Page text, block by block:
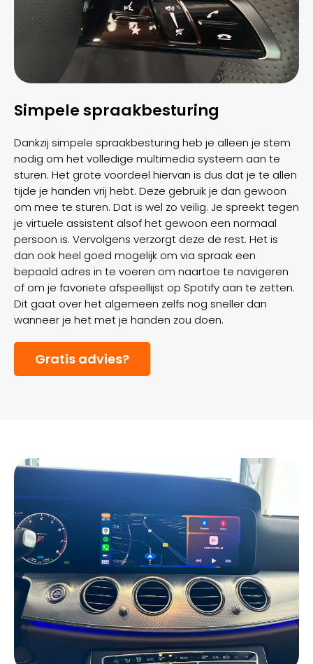
Simpele spraakbesturing
Dankzij simpele spraakbesturing heb je alleen je stem
nodig om het volledige multimedia systeem aan te
sturen. Het grote voordeel hiervan is dus dat je te allen
tijde je handen vrij hebt. Deze gebruik je dan gewoon
om mee te sturen. Dat is wel zo veilig. Je spreekt tegen
je virtuele assistent alsof het gewoon een normaal
persoon is. Vervolgens verzorgt deze de rest. Het is
dan ook heel goed mogelijk om via spraak een
bepaald adres in te voeren om naartoe te navigeren
of om je favoriete afspeellijst op Spotify aan te zetten.
Dit gaat over het algemeen zelfs nog sneller dan
wanneer je het met je handen zou doen.
Gratis advies?